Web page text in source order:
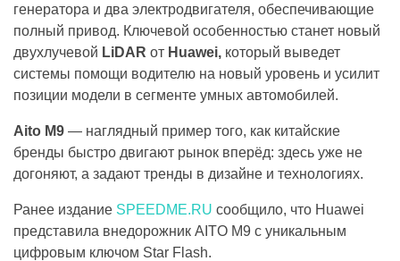
генератора и два электродвигателя, обеспечивающие
полный привод. Ключевой особенностью станет новый
двухлучевой LiDAR от Huawei, который выведет
системы помощи водителю на новый уровень и усилит
позиции модели в сегменте умных автомобилей.
Aito M9 — наглядный пример того, как китайские
бренды быстро двигают рынок вперёд: здесь уже не
догоняют, а задают тренды в дизайне и технологиях.
Ранее издание SPEEDME.RU сообщило, что Huawei
представила внедорожник AITO M9 с уникальным
цифровым ключом Star Flash.